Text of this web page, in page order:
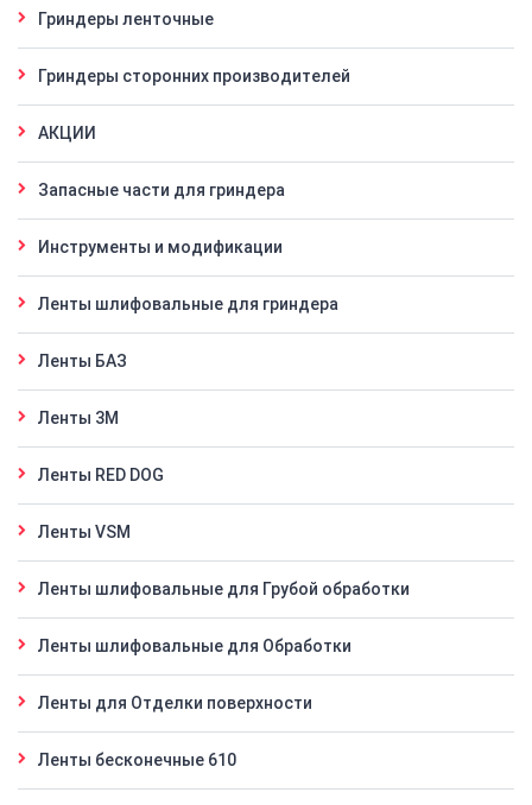
Гриндеры ленточные
Гриндеры сторонних производителей
АКЦИИ
Запасные части для гриндера
Инструменты и модификации
Ленты шлифовальные для гриндера
Ленты БАЗ
Ленты 3M
Ленты RED DOG
Ленты VSM
Ленты шлифовальные для Грубой обработки
Ленты шлифовальные для Обработки
Ленты для Отделки поверхности
Ленты бесконечные 610